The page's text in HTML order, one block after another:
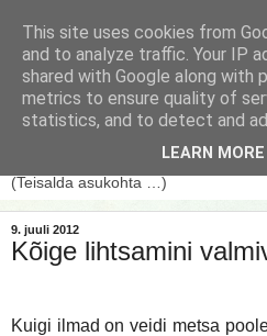
9. juuli 2012
Kõige lihtsamini
Kuigi ilmad on veidi metsa
This site uses cookies from
and to analyze traffic. Your IP
shared with Google along with
metrics to ensure quality of
statistics, and to detect and
LEARN MORE